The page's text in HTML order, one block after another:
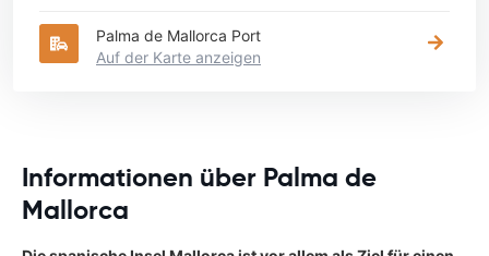
Palma de Mallorca Port
Auf der Karte anzeigen
Informationen über Palma de
Mallorca